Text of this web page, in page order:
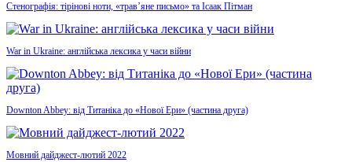
Стенографія: тірінові ноти, «трав’яне письмо» та Ісаак Пітман
War in Ukraine: англійська лексика у часи війни
Downton Abbey: від Титаніка до «Нової Ери» (частина друга)
Мовний дайджест-лютий 2022